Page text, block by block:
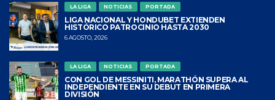
LA LIGA NOTICIAS PORTADA
LIGA NACIONAL Y HONDUBET EXTIENDEN
HISTÓRICO PATROCINIO HASTA 2030
6 AGOSTO, 2026
LA LIGA NOTICIAS PORTADA
CON GOL DE MESSINITI, MARATHÓN SUPERA AL
INDEPENDIENTE EN SU DEBUT EN PRIMERA
DIVISIÓN